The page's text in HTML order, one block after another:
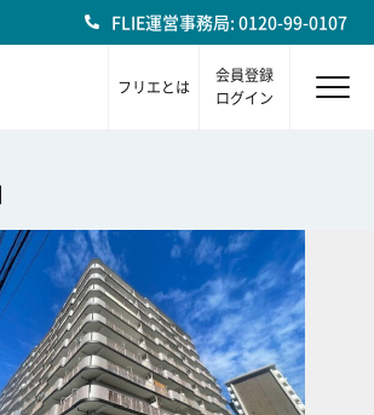
FLIE運営事務局: 0120-99-0107
フリエとは
会員登録
ログイン